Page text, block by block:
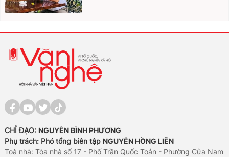
CHỈ ĐẠO: NGUYỄN BÌNH PHƯƠNG
Phụ trách: Phó tổng biên tập NGUYỄN HỒNG LIÊN
Toà nhà: Tòa nhà số 17 - Phố Trần Quốc Toản - Phường Cửa Nam